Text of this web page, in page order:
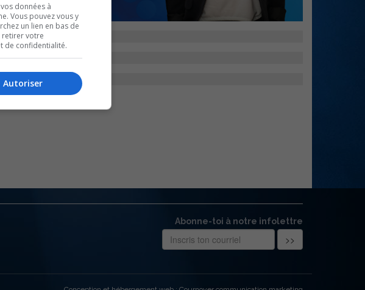
Abonne-toi à notre infolettre
données à
Vous pouvez vous y
un lien en bas de
retirer votre
de confidentialité.
Autoriser